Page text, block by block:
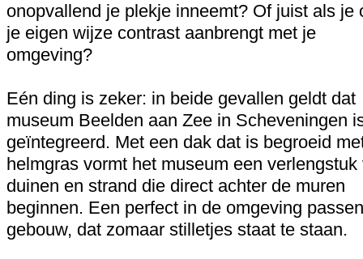
onopvallend je plekje inneemt? Of juist als je
je eigen wijze contrast aanbrengt met je
omgeving?
Eén ding is zeker: in beide gevallen geldt dat
museum Beelden aan Zee in Scheveningen
geïntegreerd. Met een dak dat is begroeid
helmgras vormt het museum een verlengstuk
duinen en strand die direct achter de muren
beginnen. Een perfect in de omgeving
gebouw, dat zomaar stilletjes staat te staan.